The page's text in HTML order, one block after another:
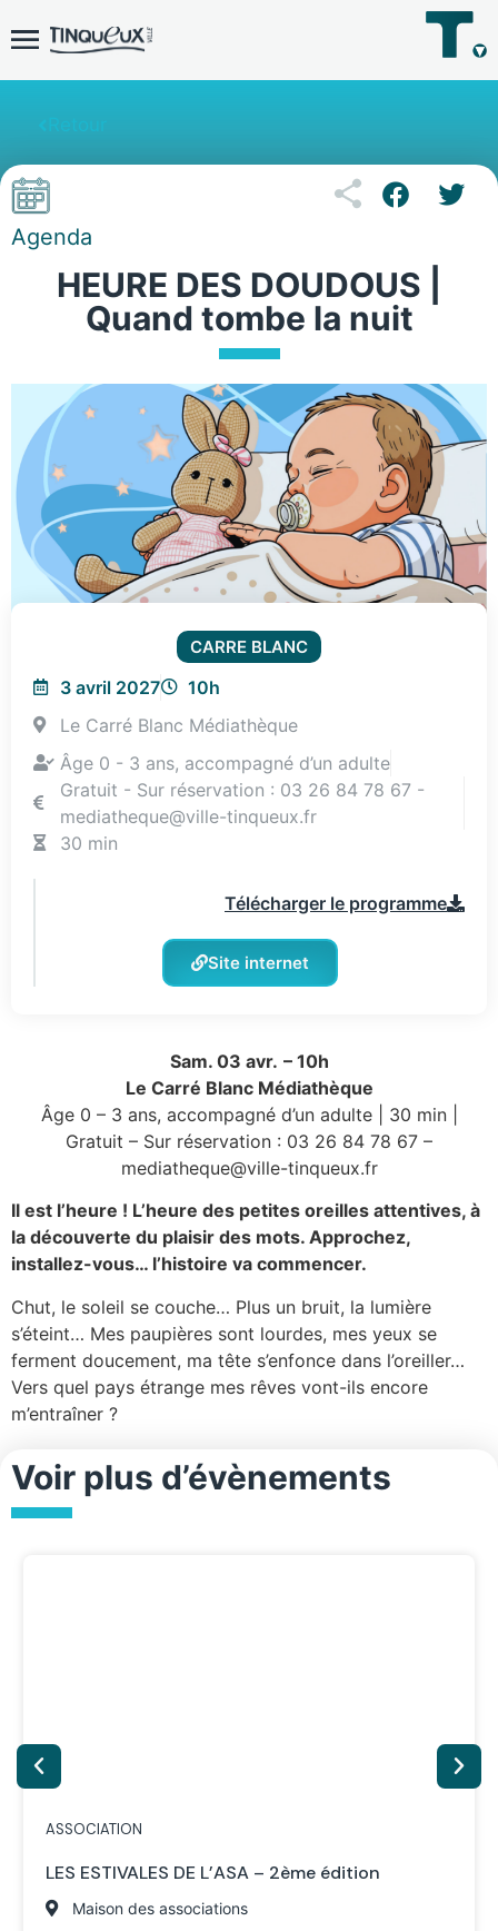
Agenda
HEURE DES DOUDOUS |
Quand tombe la nuit
CARRE BLANC
3 avril 2027
10h
Le Carré Blanc Médiathèque
Âge 0 - 3 ans, accompagné d’un adulte
Gratuit - Sur réservation : 03 26 84 78 67 -
mediatheque@ville-tinqueux.fr
30 min
Télécharger le programme
Site internet
Sam. 03 avr. – 10h
Le Carré Blanc Médiathèque
Âge 0 – 3 ans, accompagné d’un adulte | 30 min |
Gratuit – Sur réservation : 03 26 84 78 67 –
mediatheque@ville-tinqueux.fr
Il est l’heure ! L’heure des petites oreilles attentives, à
la découverte du plaisir des mots. Approchez,
installez-vous… l’histoire va commencer.
Chut, le soleil se couche… Plus un bruit, la lumière
s’éteint… Mes paupières sont lourdes, mes yeux se
ferment doucement, ma tête s’enfonce dans l’oreiller…
Vers quel pays étrange mes rêves vont-ils encore
m’entraîner ?
Voir plus d’évènements
ASSOCIATION
LES ESTIVALES DE L’ASA – 2ème édition
Maison des associations